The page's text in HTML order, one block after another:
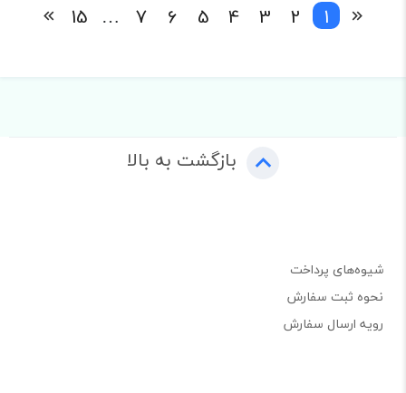
1
2
3
4
5
6
7
…
15
بازگشت به بالا
شیوه‌های پرداخت
نحوه ثبت سفارش
رویه ارسال سفارش